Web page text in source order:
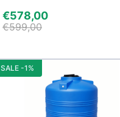
€578,00
€599,00
SALE -1%